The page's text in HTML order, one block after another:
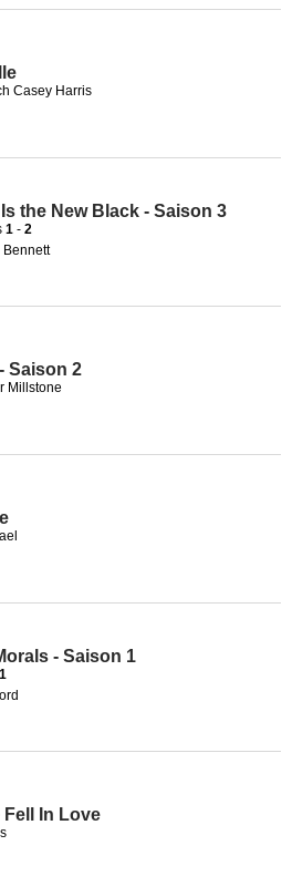
Casey Harris
the New Black - Saison 3
1 - 2
Bennett
Saison 2
Millstone
- Saison 1
1
Fell In Love